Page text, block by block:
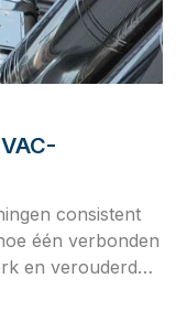
consistent
één verbonden
en verouderde